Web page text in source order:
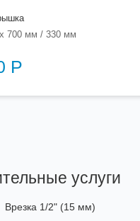
700 мм / 330 мм
Р
услуги
Врезка 1/2" (15 мм)